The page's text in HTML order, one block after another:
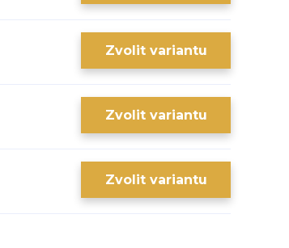
Zvolit variantu
Zvolit variantu
Zvolit variantu